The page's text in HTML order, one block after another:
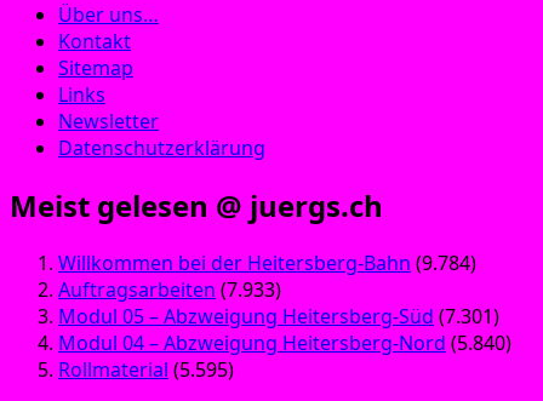
Über uns…
Kontakt
Sitemap
Links
Newsletter
Datenschutzerklärung
Meist gelesen @ juergs.ch
Willkommen bei der Heitersberg-Bahn (9.784)
Auftragsarbeiten (7.933)
Modul 05 – Abzweigung Heitersberg-Süd (7.301)
Modul 04 – Abzweigung Heitersberg-Nord (5.840)
Rollmaterial (5.595)